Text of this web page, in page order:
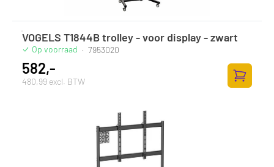
VOGELS T1844B trolley - voor display - zwart
Op voorraad · 7953020
582,-
480,99 excl. BTW